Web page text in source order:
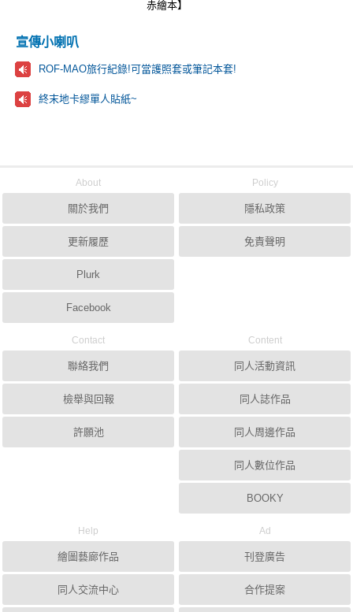
赤繪本】
宣傳小喇叭
ROF-MAO旅行紀錄!可當護照套或筆記本套!
終末地卡繆單人貼紙~
About
關於我們
更新履歷
Plurk
Facebook
Policy
隱私政策
免責聲明
Contact
聯絡我們
檢舉與回報
許願池
Content
同人活動資訊
同人誌作品
同人周邊作品
同人數位作品
BOOKY
Help
繪圖藝廊作品
同人交流中心
Ad
刊登廣告
合作提案